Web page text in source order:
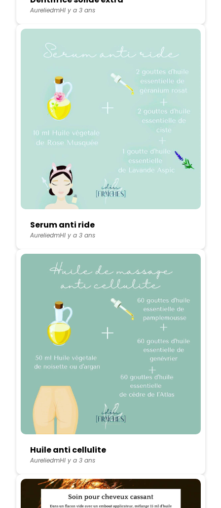
AureliedmlIl y a 3 ans
Serum anti ride
AureliedmlIl y a 3 ans
Huile anti cellulite
AureliedmlIl y a 3 ans